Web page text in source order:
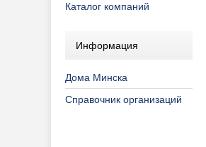
Каталог компаний
Информация
Дома Минска
Справочник организаций